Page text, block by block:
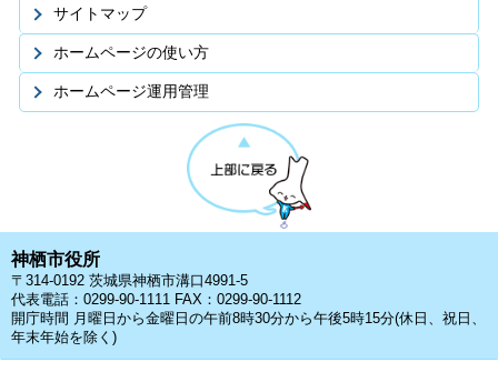
サイトマップ
ホームページの使い方
ホームページ運用管理
神栖市役所
〒314-0192 茨城県神栖市溝口4991-5
代表電話：0299-90-1111 FAX：0299-90-1112
開庁時間 月曜日から金曜日の午前8時30分から午後5時15分(休日、祝日、
年末年始を除く)